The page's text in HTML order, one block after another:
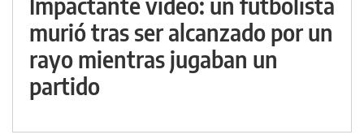
murió tras ser alcanzado por un
rayo mientras jugaban un
partido